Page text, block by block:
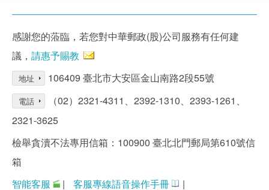
感謝您的蒞臨，若您對中華郵政(股)公司服務有任何建
議， 請惠予賜教
地址 106409 臺北市大安區金山南路2段55號
電話
（02）2321-4311、2392-1310、2393-1261、
2321-3625
檢舉貪瀆不法專用信箱：100900 臺北北門郵局第610號信
箱
智能客服
| 客服專線語音操作手冊 |